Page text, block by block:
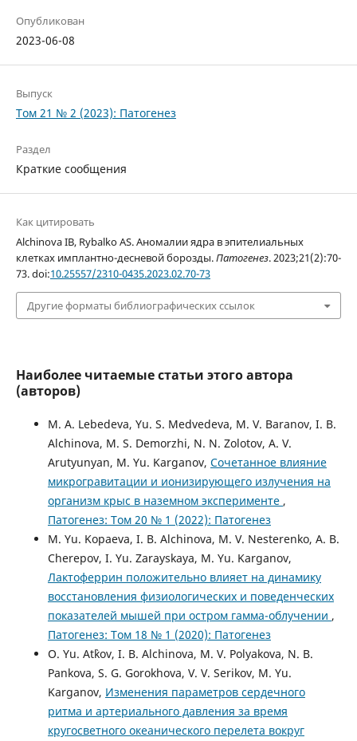
Опубликован
2023-06-08
Выпуск
Том 21 № 2 (2023): Патогенез
Раздел
Краткие сообщения
Как цитировать
Alchinova IB, Rybalko AS. Аномалии ядра в эпителиальных
клетках имплантно-десневой борозды.Патогенез. 2023;21(2):70-
73. doi:10.25557/2310-0435.2023.02.70-73
Другие форматы библиографических ссылок
Наиболее читаемые статьи этого автора
(авторов)
M. A. Lebedeva, Yu. S. Medvedeva, M. V. Baranov, I. B.
Alchinova, M. S. Demorzhi, N. N. Zolotov, A. V.
Arutyunyan, M. Yu. Karganov, Сочетанное влияние
микрогравитации и ионизирующего излучения на
организм крыс в наземном эксперименте ,
Патогенез: Том 20 № 1 (2022): Патогенез
M. Yu. Kopaeva, I. B. Alchinova, M. V. Nesterenko, A. B.
Cherepov, I. Yu. Zarayskaya, M. Yu. Karganov,
Лактоферрин положительно влияет на динамику
восстановления физиологических и поведенческих
показателей мышей при остром гамма-облучении ,
Патогенез: Том 18 № 1 (2020): Патогенез
O. Yu. At`kov, I. B. Alchinova, M. V. Polyakova, N. B.
Pankova, S. G. Gorokhova, V. V. Serikov, M. Yu.
Karganov, Изменения параметров сердечного
ритма и артериального давления за время
кругосветного океанического перелета вокруг